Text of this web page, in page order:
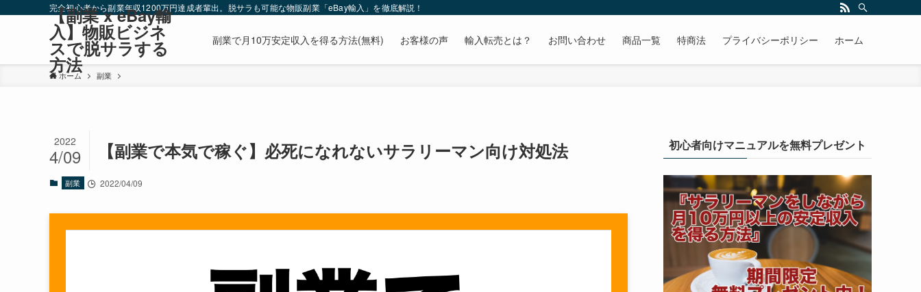
完全初心者から副業年収1200万円達成者輩出。脱サラも可能な物販副業「eBay輸入」を徹底解説！
【副業 x eBay輸
入】物販ビジネ
スで脱サラする
方法
副業で月10万安定収入を得る方法(無料) お客様の声 輸入転売とは？ お問い合わせ 商品一覧 特商法 プライバシーポリシー ホーム
ホーム 副業
【副業で本気で稼ぐ】必死になれないサラリーマン向け対処法
2022
4/09
副業 2022/04/09
初心者向けマニュアルを無料プレゼント